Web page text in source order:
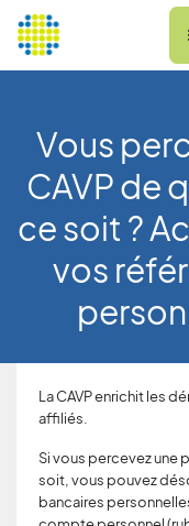
Vous
CAVP de
ce soit ?
vos
La CAVP enrichit les
affiliés.
Si vous percevez une
soit, vous pouvez
bancaires